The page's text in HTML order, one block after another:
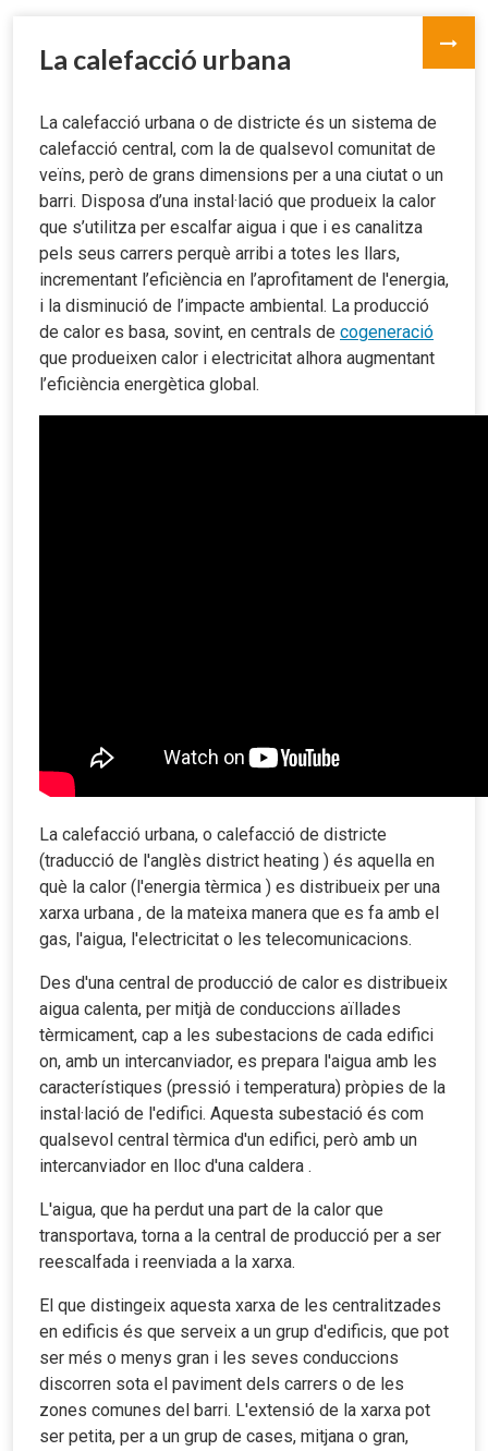
La calefacció urbana
La calefacció urbana o de districte és un sistema de
calefacció central, com la de qualsevol comunitat de
veïns, però de grans dimensions per a una ciutat o un
barri. Disposa d’una instal·lació que produeix la calor
que s’utilitza per escalfar aigua i que i es canalitza
pels seus carrers perquè arribi a totes les llars,
incrementant l’eficiència en l’aprofitament de l'energia,
i la disminució de l’impacte ambiental. La producció
de calor es basa, sovint, en centrals de cogeneració
que produeixen calor i electricitat alhora augmentant
l’eficiència energètica global.
La calefacció urbana, o calefacció de districte
(traducció de l'anglès district heating ) és aquella en
què la calor (l'energia tèrmica ) es distribueix per una
xarxa urbana , de la mateixa manera que es fa amb el
gas, l'aigua, l'electricitat o les telecomunicacions.
Des d'una central de producció de calor es distribueix
aigua calenta, per mitjà de conduccions aïllades
tèrmicament, cap a les subestacions de cada edifici
on, amb un intercanviador, es prepara l'aigua amb les
característiques (pressió i temperatura) pròpies de la
instal·lació de l'edifici. Aquesta subestació és com
qualsevol central tèrmica d'un edifici, però amb un
intercanviador en lloc d'una caldera .
L'aigua, que ha perdut una part de la calor que
transportava, torna a la central de producció per a ser
reescalfada i reenviada a la xarxa.
El que distingeix aquesta xarxa de les centralitzades
en edificis és que serveix a un grup d'edificis, que pot
ser més o menys gran i les seves conduccions
discorren sota el paviment dels carrers o de les
zones comunes del barri. L'extensió de la xarxa pot
ser petita, per a un grup de cases, mitjana o gran,